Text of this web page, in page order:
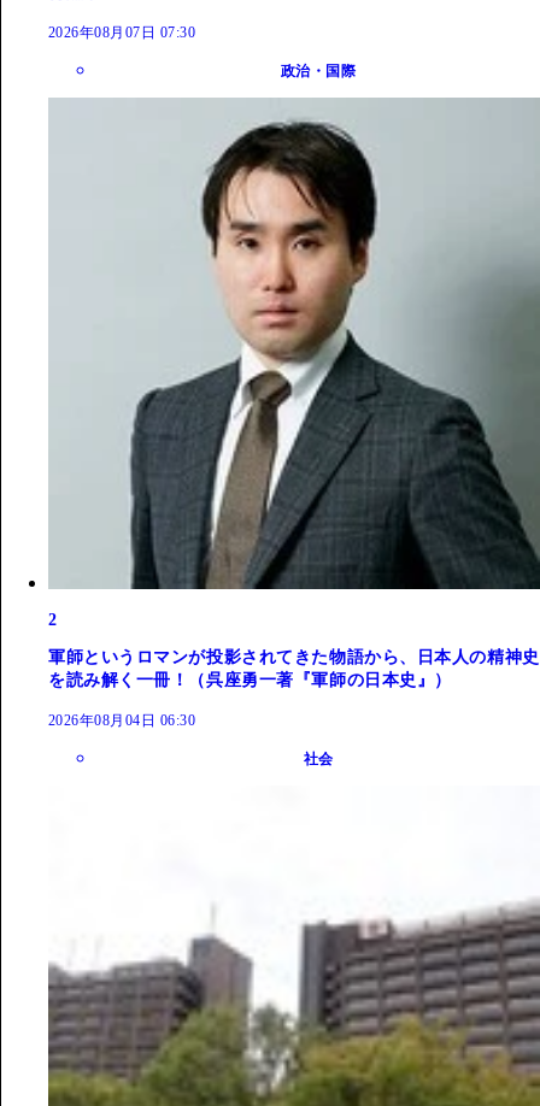
2026年08月07日 07:30
政治・国際
2
軍師というロマンが投影されてきた物語から、日本人の精神史
を読み解く一冊！（呉座勇一著『軍師の日本史』）
2026年08月04日 06:30
社会